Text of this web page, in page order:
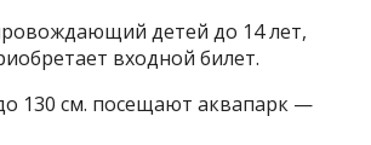
детей до 14 лет,
входной билет.
130 см. посещают аквапарк —